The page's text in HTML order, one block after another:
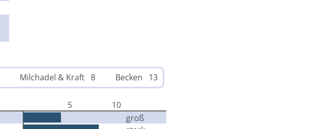
Milchadel & Kraft 8 Becken 13
5
10
groß